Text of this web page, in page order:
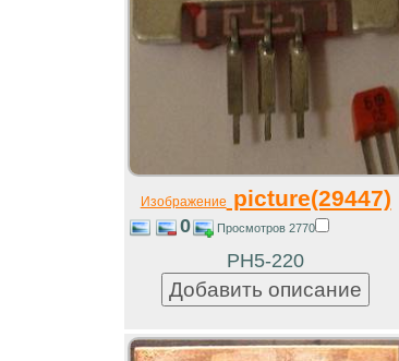
Изображение picture(29447)
0 Просмотров 2770
РН5-220